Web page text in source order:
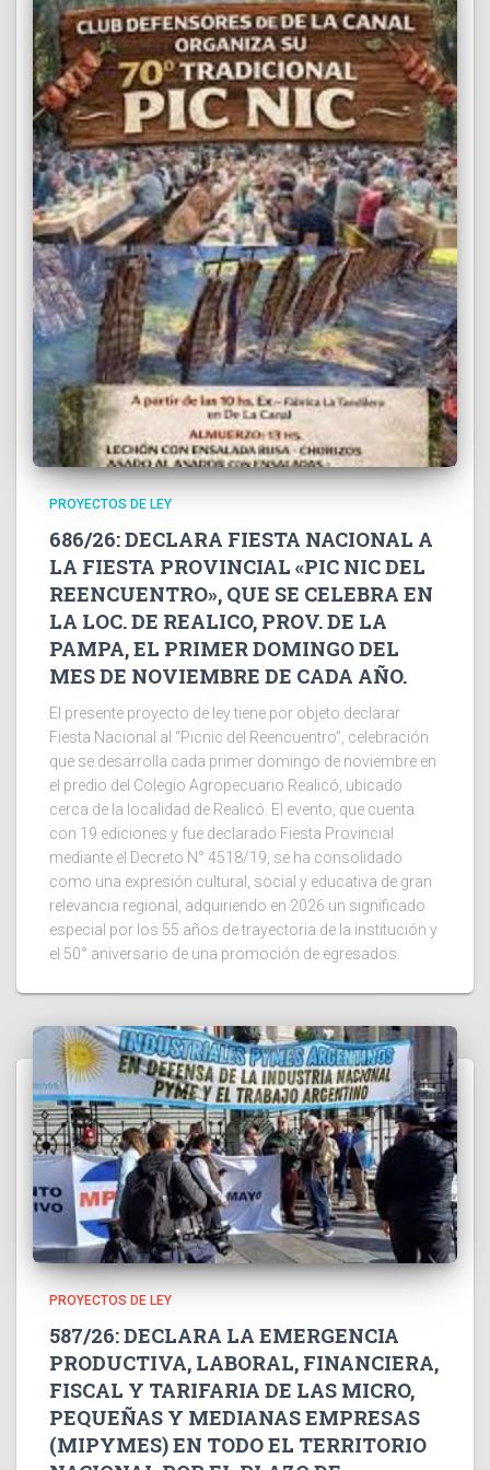
PROYECTOS DE LEY
686/26: DECLARA FIESTA NACIONAL A
LA FIESTA PROVINCIAL «PIC NIC DEL
REENCUENTRO», QUE SE CELEBRA EN
LA LOC. DE REALICO, PROV. DE LA
PAMPA, EL PRIMER DOMINGO DEL
MES DE NOVIEMBRE DE CADA AÑO.
El presente proyecto de ley tiene por objeto declarar
Fiesta Nacional al “Picnic del Reencuentro”, celebración
que se desarrolla cada primer domingo de noviembre en
el predio del Colegio Agropecuario Realicó, ubicado
cerca de la localidad de Realicó. El evento, que cuenta
con 19 ediciones y fue declarado Fiesta Provincial
mediante el Decreto N° 4518/19, se ha consolidado
como una expresión cultural, social y educativa de gran
relevancia regional, adquiriendo en 2026 un significado
especial por los 55 años de trayectoria de la institución y
el 50° aniversario de una promoción de egresados.
PROYECTOS DE LEY
587/26: DECLARA LA EMERGENCIA
PRODUCTIVA, LABORAL, FINANCIERA,
FISCAL Y TARIFARIA DE LAS MICRO,
PEQUEÑAS Y MEDIANAS EMPRESAS
(MIPYMES) EN TODO EL TERRITORIO